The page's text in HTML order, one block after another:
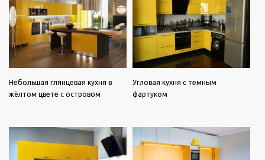
Небольшая глянцевая кухня в
жёлтом цвете с островом
Угловая кухня с темным
фартуком